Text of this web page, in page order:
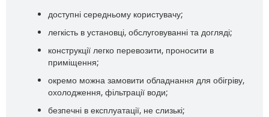
доступні середньому користувачу;
легкість в установці, обслуговуванні та догляді;
конструкції легко перевозити, проносити в
приміщення;
окремо можна замовити обладнання для обігріву,
охолодження, фільтрації води;
безпечні в експлуатації, не слизькі;